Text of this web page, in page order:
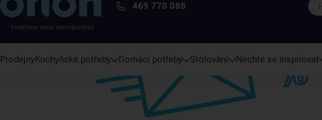
469 770 088
ProdejnyKuchyňské potřeby Domácí potřeby Stolování Nechte se inspirovat